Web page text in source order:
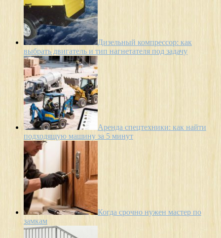
Дизельный компрессор: как
выбрать двигатель и тип нагнетателя под задачу
Аренда спецтехники: как найти
подходящую машину за 5 минут
Когда срочно нужен мастер по
замкам